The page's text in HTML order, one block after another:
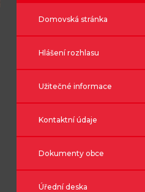
Domovská stránka
Hlášení rozhlasu
Užitečné informace
Kontaktní údaje
Dokumenty obce
Úřední deska